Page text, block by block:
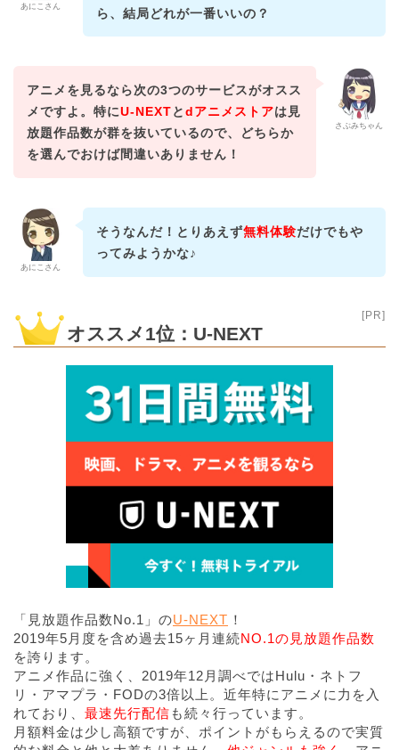
あにこさん
ら、結局どれが一番いいの？
さぶみちゃん
アニメを見るなら次の3つのサービスがオスス
メですよ。特にU-NEXTとdアニメストアは見
放題作品数が群を抜いているので、どちらか
を選んでおけば間違いありません！
あにこさん
そうなんだ！とりあえず無料体験だけでもや
ってみようかな♪
[PR]
オススメ1位：U-NEXT
「見放題作品数No.1」のU-NEXT ！
2019年5月度を含め過去15ヶ月連続NO.1の見放題作品数
を誇ります。
アニメ作品に強く、2019年12月調べではHulu・ネトフ
リ・アマプラ・FODの3倍以上。近年特にアニメに力を入
れており、 最速先行配信 も続々行っています。
月額料金は少し高額ですが、ポイントがもらえるので実質